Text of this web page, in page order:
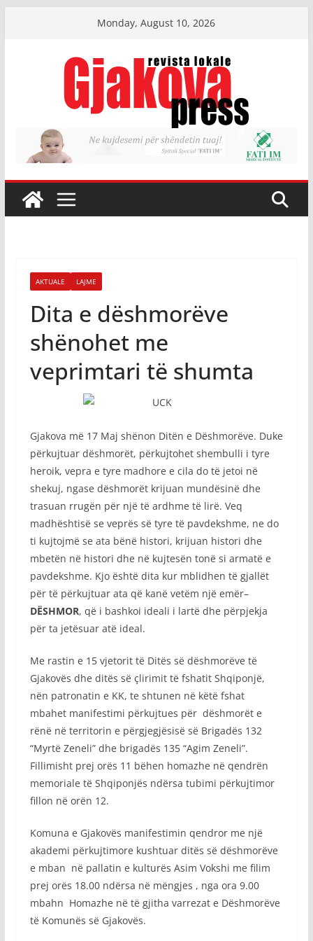
Monday, August 10, 2026
AKTUALE LAJME
Dita e dëshmorëve
shënohet me
veprimtari të shumta
Gjakova më 17 Maj shënon Ditën e Dëshmorëve. Duke
përkujtuar dëshmorët, përkujtohet shembulli i tyre
heroik, vepra e tyre madhore e cila do të jetoi në
shekuj, ngase dëshmorët krijuan mundësinë dhe
trasuan rrugën për një të ardhme të lirë. Veq
madhështisë se veprës së tyre të pavdekshme, ne do
ti kujtojmë se ata bënë histori, krijuan histori dhe
mbetën në histori dhe në kujtesën tonë si armatë e
pavdekshme. Kjo është dita kur mblidhen të gjallët
për të përkujtuar ata që kanë vetëm një emër–
DËSHMOR, që i bashkoi ideali i lartë dhe përpjekja
për ta jetësuar atë ideal.
Me rastin e 15 vjetorit të Ditës së dëshmorëve të
Gjakovës dhe ditës së çlirimit të fshatit Shqiponjë,
nën patronatin e KK, te shtunen në këtë fshat
mbahet manifestimi përkujtues për dëshmorët e
rënë në territorin e përgjegjësisë së Brigadës 132
“Myrtë Zeneli” dhe brigadës 135 “Agim Zeneli”.
Fillimisht prej orës 11 bëhen homazhe në qendrën
memoriale të Shqiponjës ndërsa tubimi përkujtimor
fillon në orën 12.
Komuna e Gjakovës manifestimin qendror me një
akademi përkujtimore kushtuar ditës së dëshmorëve
e mban në pallatin e kulturës Asim Vokshi me filim
prej orës 18.00 ndërsa në mëngjes , nga ora 9.00
mbahn Homazhe në të gjitha varrezat e Dëshmorëve
të Komunës së Gjakovës.